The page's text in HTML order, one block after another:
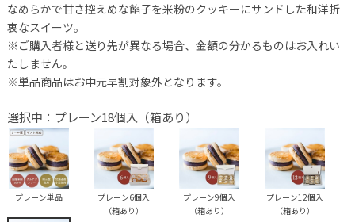
なめらかで甘さ控えめな餡子を米粉のクッキーにサンドした和洋折
衷なスイーツ。
※ご購入者様と送り先が異なる場合、金額の分かるものはお入れい
たしません。
※単品商品はお中元早割対象外となります。
選択中：プレーン18個入（箱あり）
プレーン単品
プレーン6個入
（箱あり）
プレーン9個入
（箱あり）
プレーン12個入
（箱あり）